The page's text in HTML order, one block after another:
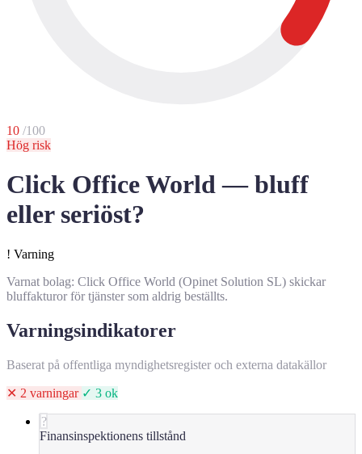
10 /100
Hög risk
Click Office World — bluff
eller seriöst?
! Varning
Varnat bolag: Click Office World (Opinet Solution SL) skickar
bluffakturor för tjänster som aldrig beställts.
Varningsindikatorer
Baserat på offentliga myndighetsregister och externa datakällor
✕ 2 varningar ✓ 3 ok
?
Finansinspektionens tillstånd